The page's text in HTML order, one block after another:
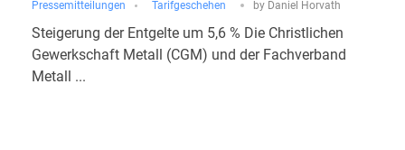
Pressemitteilungen
Tarifgeschehen by Daniel Horvath
Steigerung der Entgelte um 5,6 % Die Christlichen
Gewerkschaft Metall (CGM) und der Fachverband
Metall ...